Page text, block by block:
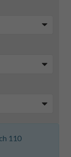
110